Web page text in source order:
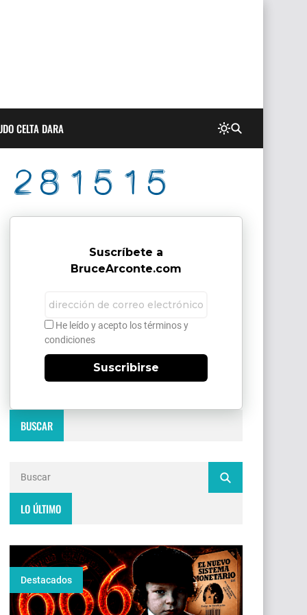
CELTA DARA
Suscríbete a
BruceArconte.com
He leído y acepto los términos y
condiciones
Suscribirse
BUSCAR
LO ÚLTIMO
Destacados